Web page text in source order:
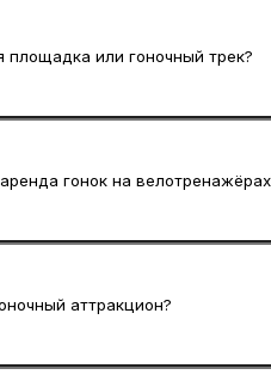
турнирных сетках и
площадка или гоночный трек?
гонок на
Вологде, Смоленске,
Дону, Сочи, Адлере,
аттракцион?